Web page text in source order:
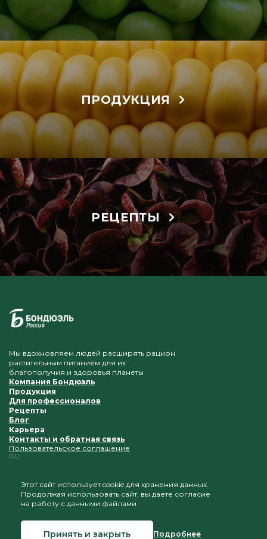
ПРОДУКЦИЯ
РЕЦЕПТЫ
Мы вдохновляем людей расширять рацион
растительным питанием для их
благополучия и здоровья планеты
Компания Бондюэль
Продукция
Для профессионалов
Рецепты
Блог
Карьера
Контакты и обратная связь
Пользовательское соглашение
RU
Приветствуется копирование и размещение
материалов при условии сохранения ссылки на наш
© 2026 Бондюэль Россия
Этот сайт использует cookie для хранения данных.
Продолжая использовать сайт, вы даете согласие
на работу с данными файлами.
Принять и закрыть Подробнее